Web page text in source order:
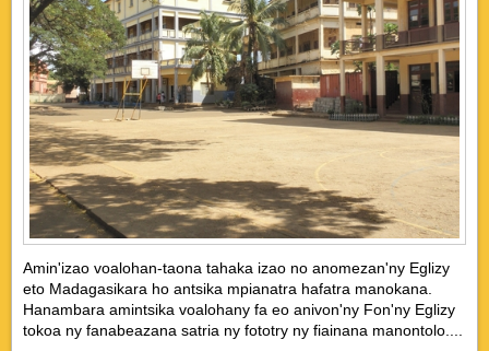
Amin'izao voalohan-taona tahaka izao no anomezan'ny Eglizy
eto Madagasikara ho antsika mpianatra hafatra manokana.
Hanambara amintsika voalohany fa eo anivon'ny Fon'ny Eglizy
tokoa ny fanabeazana satria ny fototry ny fiainana manontolo....